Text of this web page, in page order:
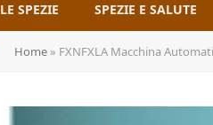
LE SPEZIE SPEZIE E SALUTE
Home » FXNFXLA Macchina Automatica per